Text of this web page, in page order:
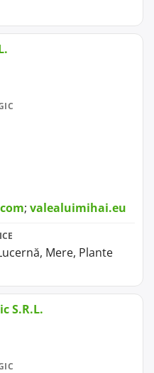
; valealuimihai.eu
Mere, Plante
S.R.L.